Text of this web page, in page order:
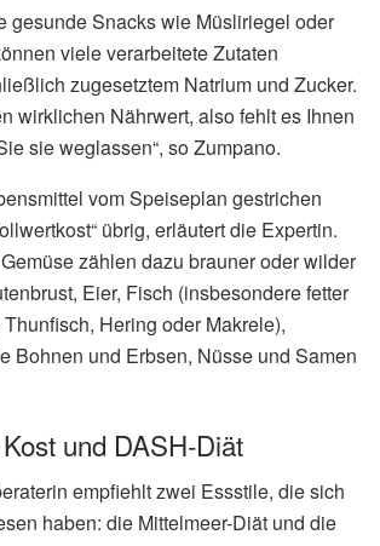
gesunde Snacks wie Müsliriegel oder
viele verarbeitete Zutaten
zugesetztem Natrium und Zucker.
wirklichen Nährwert, also fehlt es Ihnen
sie weglassen“, so Zumpano.
vom Speiseplan gestrichen
übrig, erläutert die Expertin.
zählen dazu brauner oder wilder
Eier, Fisch (insbesondere fetter
Hering oder Makrele),
Bohnen und Erbsen, Nüsse und Samen
und DASH-Diät
empfiehlt zwei Essstile, die sich
haben: die Mittelmeer-Diät und die